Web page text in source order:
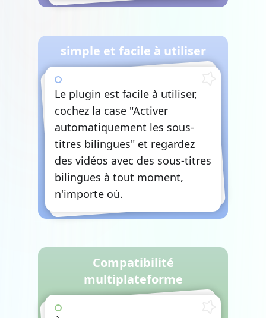
simple et facile à utiliser
Le plugin est facile à utiliser,
cochez la case "Activer
automatiquement les sous-
titres bilingues" et regardez
des vidéos avec des sous-titres
bilingues à tout moment,
n'importe où.
Compatibilité
multiplateforme